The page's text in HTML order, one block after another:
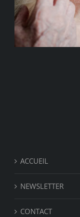
ACCUEIL
NEWSLETTER
CONTACT